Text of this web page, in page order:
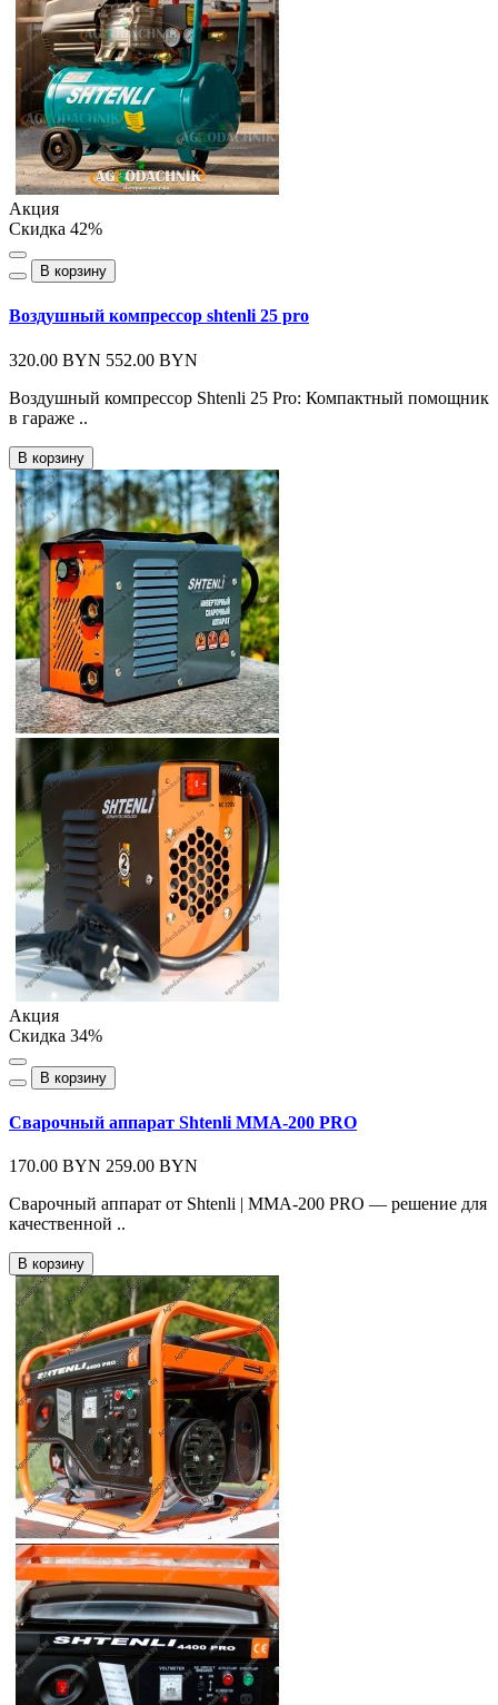
Акция
Скидка 42%
В корзину
Воздушный компрессор shtenli 25 pro
320.00 BYN 552.00 BYN
Воздушный компрессор Shtenli 25 Pro: Компактный помощник
в гараже ..
В корзину
Акция
Скидка 34%
В корзину
Сварочный аппарат Shtenli MMA-200 PRO
170.00 BYN 259.00 BYN
Сварочный аппарат от Shtenli | MMA-200 PRO — решение для
качественной ..
В корзину